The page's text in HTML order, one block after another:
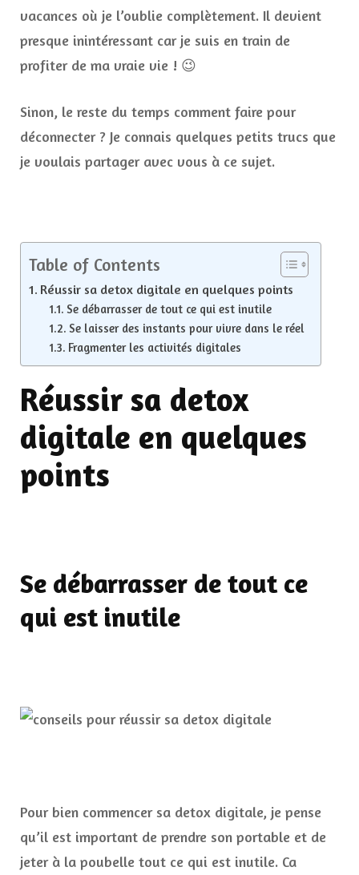
vacances où je l’oublie complètement. Il devient
presque inintéressant car je suis en train de
profiter de ma vraie vie ! 😉
Sinon, le reste du temps comment faire pour
déconnecter ? Je connais quelques petits trucs que
je voulais partager avec vous à ce sujet.
Table of Contents
Réussir sa detox digitale en quelques points
Se débarrasser de tout ce qui est inutile
Se laisser des instants pour vivre dans le réel
Fragmenter les activités digitales
Réussir sa detox
digitale en quelques
points
Se débarrasser de tout ce
qui est inutile
Pour bien commencer sa detox digitale, je pense
qu’il est important de prendre son portable et de
jeter à la poubelle tout ce qui est inutile. Ca